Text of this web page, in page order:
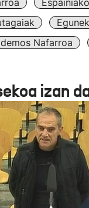
Nafarroa
izan